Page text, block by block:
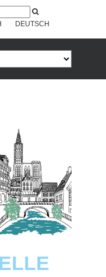
DEUTSCH